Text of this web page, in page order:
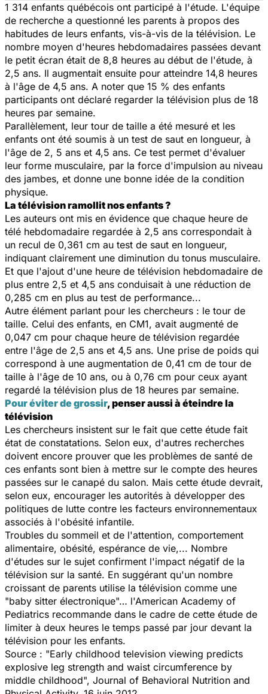
1 314 enfants québécois ont participé à l'étude. L'équipe
de recherche a questionné les parents à propos des
habitudes de leurs enfants, vis-à-vis de la télévision. Le
nombre moyen d'heures hebdomadaires passées devant
le petit écran était de 8,8 heures au début de l'étude, à
2,5 ans. Il augmentait ensuite pour atteindre 14,8 heures
à l'âge de 4,5 ans. A noter que 15 % des enfants
participants ont déclaré regarder la télévision plus de 18
heures par semaine.
Parallèlement, leur tour de taille a été mesuré et les
enfants ont été soumis à un test de saut en longueur, à
l'âge de 2, 5 ans et 4,5 ans. Ce test permet d'évaluer
leur forme musculaire, par la force d'impulsion au niveau
des jambes, et donne une bonne idée de la condition
physique.
La télévision ramollit nos enfants ?
Les auteurs ont mis en évidence que chaque heure de
télé hebdomadaire regardée à 2,5 ans correspondait à
un recul de 0,361 cm au test de saut en longueur,
indiquant clairement une diminution du tonus musculaire.
Et que l'ajout d'une heure de télévision hebdomadaire de
plus entre 2,5 et 4,5 ans conduisait à une réduction de
0,285 cm en plus au test de performance...
Autre élément parlant pour les chercheurs : le tour de
taille. Celui des enfants, en CM1, avait augmenté de
0,047 cm pour chaque heure de télévision regardée
entre l'âge de 2,5 ans et 4,5 ans. Une prise de poids qui
correspond à une augmentation de 0,41 cm de tour de
taille à l'âge de 10 ans, ou à 0,76 cm pour ceux ayant
regardé la télévision plus de 18 heures par semaine.
Pour éviter de grossir, penser aussi à éteindre la
télévision
Les chercheurs insistent sur le fait que cette étude fait
état de constatations. Selon eux, d'autres recherches
doivent encore prouver que les problèmes de santé de
ces enfants sont bien à mettre sur le compte des heures
passées sur le canapé du salon. Mais cette étude devrait,
selon eux, encourager les autorités à développer des
politiques de lutte contre les facteurs environnementaux
associés à l'obésité infantile.
Troubles du sommeil et de l'attention, comportement
alimentaire, obésité, espérance de vie,... Nombre
d'études sur le sujet confirment l'impact négatif de la
télévision sur la santé. En suggérant qu'un nombre
croissant de parents utilise la télévision comme une
"baby sitter électronique"… l'American Academy of
Pediatrics recommande dans le cadre de cette étude de
limiter à deux heures le temps passé par jour devant la
télévision pour les enfants.
Source : "Early childhood television viewing predicts
explosive leg strength and waist circumference by
middle childhood", Journal of Behavioral Nutrition and